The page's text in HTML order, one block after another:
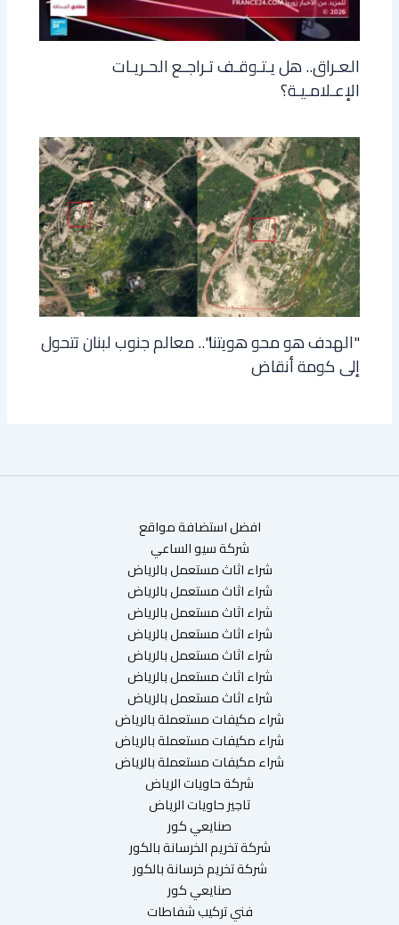
العـراق.. هل يـتـوقـف تـراجـع الحـريـات
الإعـلامـيـة؟
"الهدف هو محو هويتنا".. معالم جنوب لبنان تتحول
إلى كومة أنقاض
افضل استضافة مواقع
شركة سيو الساعي
شراء اثاث مستعمل بالرياض
شراء اثاث مستعمل بالرياض
شراء اثاث مستعمل بالرياض
شراء اثاث مستعمل بالرياض
شراء اثاث مستعمل بالرياض
شراء اثاث مستعمل بالرياض
شراء اثاث مستعمل بالرياض
شراء مكيفات مستعملة بالرياض
شراء مكيفات مستعملة بالرياض
شراء مكيفات مستعملة بالرياض
شركة حاويات الرياض
تاجير حاويات الرياض
صنايعي كور
شركة تخريم الخرسانة بالكور
شركة تخريم خرسانة بالكور
صنايعي كور
فني تركيب شفاطات